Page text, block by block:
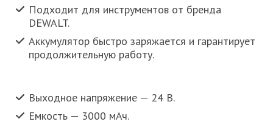
Подходит для инструментов от бренда
DEWALT.
Аккумулятор быстро заряжается и гарантирует
продолжительную работу.
Выходное напряжение — 24 В.
Емкость — 3000 мАч.